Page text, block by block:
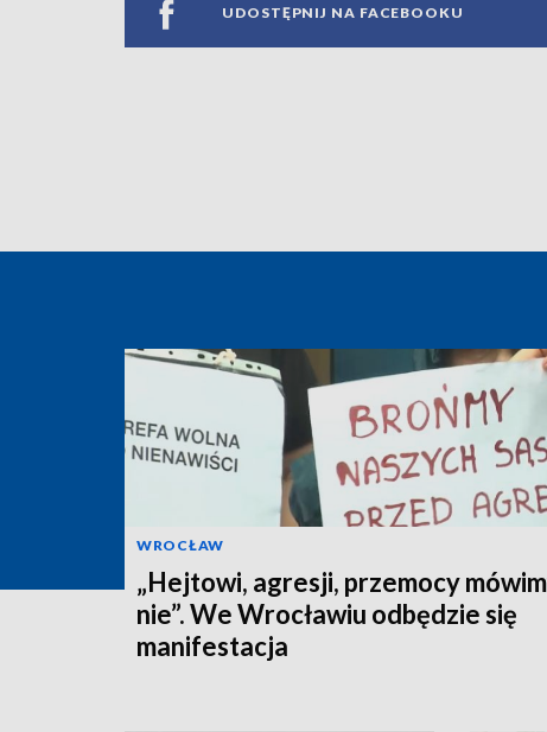
UDOSTĘPNIJ NA FACEBOOKU
WROCŁAW
„Hejtowi, agresji, przemocy
nie”. We Wrocławiu odbędzie się
manifestacja